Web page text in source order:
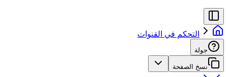
التحكم في القنوات
جولة
نسخ الصفحة